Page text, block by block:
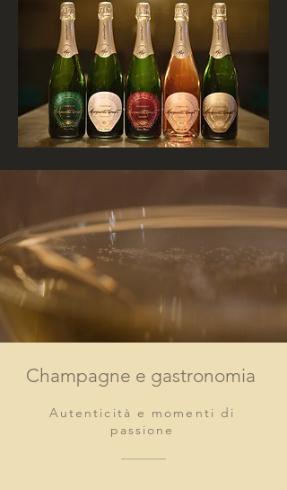
Champagne e gastronomia
Autenticità e momenti di
passione